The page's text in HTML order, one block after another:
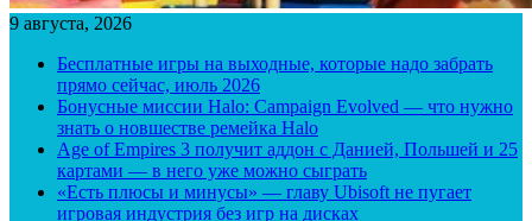
9 августа, 2026
Бесплатные игры на выходные, которые надо забрать
прямо сейчас, июль 2026
Бонусные миссии Halo: Campaign Evolved — что нужно
знать о новшестве ремейка Halo
Age of Empires 3 получит аддон с Данией, Польшей и 25
картами — в него уже можно сыграть
«Есть плюсы и минусы» — главу Ubisoft не пугает
игровая индустрия без игр на дисках